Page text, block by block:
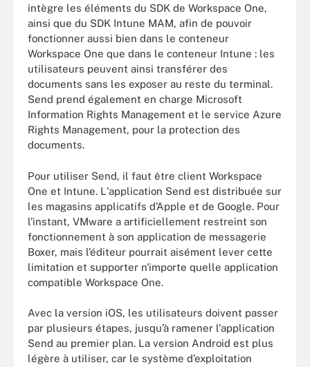
intègre les éléments du SDK de Workspace One,
ainsi que du SDK Intune MAM, afin de pouvoir
fonctionner aussi bien dans le conteneur
Workspace One que dans le conteneur Intune : les
utilisateurs peuvent ainsi transférer des
documents sans les exposer au reste du terminal.
Send prend également en charge Microsoft
Information Rights Management et le service Azure
Rights Management, pour la protection des
documents.
Pour utiliser Send, il faut être client Workspace
One et Intune. L'application Send est distribuée sur
les magasins applicatifs d’Apple et de Google. Pour
l'instant, VMware a artificiellement restreint son
fonctionnement à son application de messagerie
Boxer, mais l’éditeur pourrait aisément lever cette
limitation et supporter n'importe quelle application
compatible Workspace One.
Avec la version iOS, les utilisateurs doivent passer
par plusieurs étapes, jusqu’à ramener l'application
Send au premier plan. La version Android est plus
légère à utiliser, car le système d’exploitation